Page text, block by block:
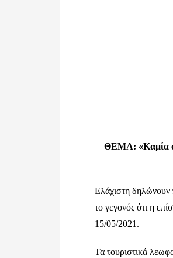
ΘΕΜΑ: «Καμία
Ελάχιστη δηλώνουν
το γεγονός ότι η
15/05/2021.
Τα τουριστικά